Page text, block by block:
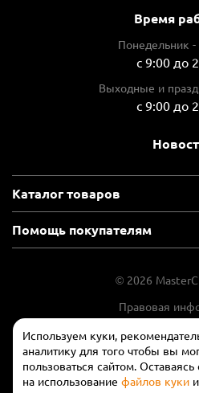
Используем куки,
аналитику для того чтобы вы
пользоваться сайтом.
на использование файлов куки
Время
Понедельник -
с 9:00 до
Выходные и
с 9:00 до
Каталог товаров
Помощь покупателям
© 2026
Правовая
Положение об